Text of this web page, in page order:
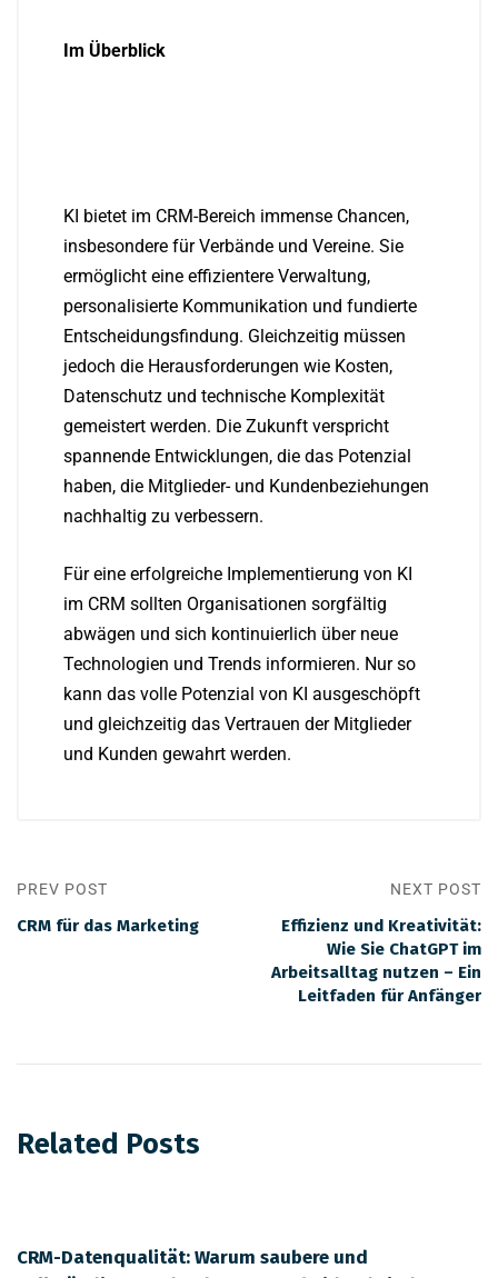
Im Überblick
KI bietet im CRM-Bereich immense Chancen,
insbesondere für Verbände und Vereine. Sie
ermöglicht eine effizientere Verwaltung,
personalisierte Kommunikation und fundierte
Entscheidungsfindung. Gleichzeitig müssen
jedoch die Herausforderungen wie Kosten,
Datenschutz und technische Komplexität
gemeistert werden. Die Zukunft verspricht
spannende Entwicklungen, die das Potenzial
haben, die Mitglieder- und Kundenbeziehungen
nachhaltig zu verbessern.
Für eine erfolgreiche Implementierung von KI
im CRM sollten Organisationen sorgfältig
abwägen und sich kontinuierlich über neue
Technologien und Trends informieren. Nur so
kann das volle Potenzial von KI ausgeschöpft
und gleichzeitig das Vertrauen der Mitglieder
und Kunden gewahrt werden.
PREV POST
CRM für das Marketing
NEXT POST
Effizienz und Kreativität:
Wie Sie ChatGPT im
Arbeitsalltag nutzen – Ein
Leitfaden für Anfänger
Related Posts
CRM-Datenqualität: Warum saubere und